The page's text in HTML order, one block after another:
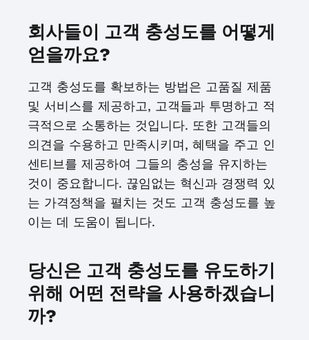
회사들이 고객 충성도를 어떻게
얻을까요?
고객 충성도를 확보하는 방법은 고품질 제품
및 서비스를 제공하고, 고객들과 투명하고 적
극적으로 소통하는 것입니다. 또한 고객들의
의견을 수용하고 만족시키며, 혜택을 주고 인
센티브를 제공하여 그들의 충성을 유지하는
것이 중요합니다. 끊임없는 혁신과 경쟁력 있
는 가격정책을 펼치는 것도 고객 충성도를 높
이는 데 도움이 됩니다.
당신은 고객 충성도를 유도하기
위해 어떤 전략을 사용하겠습니
까?